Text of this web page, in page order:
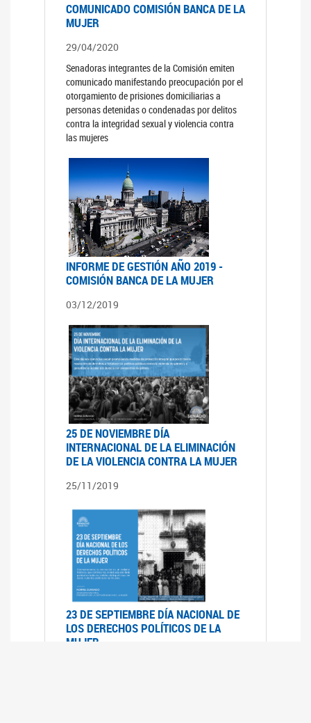
COMUNICADO COMISIÓN BANCA DE LA
MUJER
29/04/2020
Senadoras integrantes de la Comisión emiten
comunicado manifestando preocupación por el
otorgamiento de prisiones domiciliarias a
personas detenidas o condenadas por delitos
contra la integridad sexual y violencia contra
las mujeres
INFORME DE GESTIÓN AÑO 2019 -
COMISIÓN BANCA DE LA MUJER
03/12/2019
25 DE NOVIEMBRE DÍA
INTERNACIONAL DE LA ELIMINACIÓN
DE LA VIOLENCIA CONTRA LA MUJER
25/11/2019
23 DE SEPTIEMBRE DÍA NACIONAL DE
LOS DERECHOS POLÍTICOS DE LA
MUJER